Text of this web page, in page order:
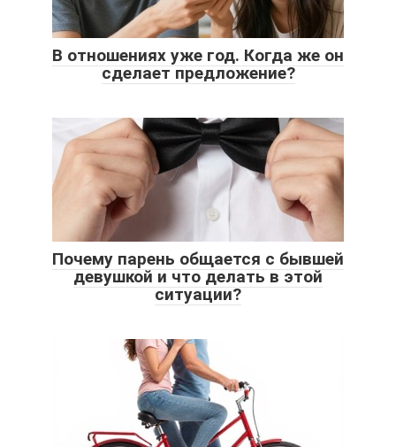
В отношениях уже год. Когда же он
сделает предложение?
Почему парень общается с бывшей
девушкой и что делать в этой
ситуации?